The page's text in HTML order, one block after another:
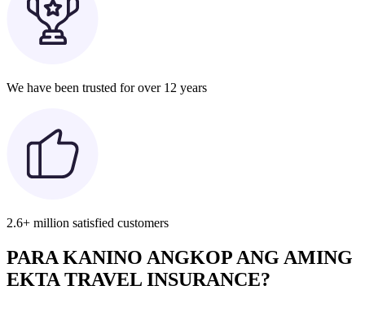
We have been trusted for over 12 years
2.6+ million satisfied customers
PARA KANINO ANGKOP ANG AMING
EKTA TRAVEL INSURANCE?